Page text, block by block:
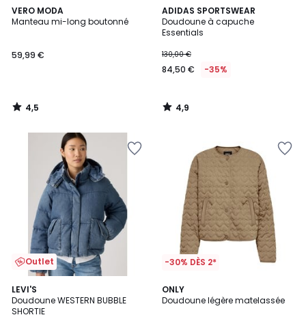
VERO MODA
Manteau mi-long boutonné
59,99 €
4,5
/ 5
4,5
/
ADIDAS SPORTSWEAR
Doudoune à capuche
Essentials
130,00 €
84,50 € -35%
4,9
/ 5
4,9
/
Outlet
LEVI'S
Doudoune WESTERN BUBBLE
SHORTIE
5
/
5
-30% DÈS 2*
ONLY
Doudoune légère matelassée